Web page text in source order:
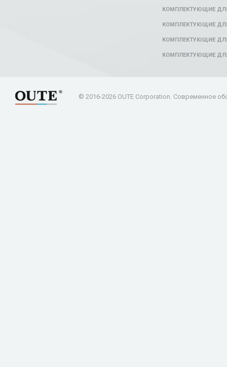
КОМПЛЕКТУЮЩИЕ
КОМПЛЕКТУЮЩИЕ
КОМПЛЕКТУЮЩИЕ
КОМПЛЕКТУЮЩИЕ
© 2016-2026 OUTE Corporation. Современное